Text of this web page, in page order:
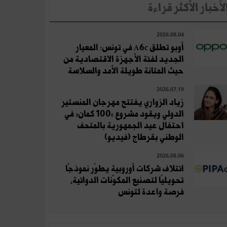
الأكثر قراءة
2026.08.04
أوبو تطلق A6c في تونس: المعيار
الجديد لفئة الأجهزة الاقتصادية من
حيث المتانة طويلة الأمد والسلاسة
2026.07.19
زياد الزواري يفتتح مهرجان المنستير
الدولي ويقود مشروع «100 كمان» في
احتفال عيد الجمهورية بالمتحف
الوطني بقرطاج (فيديو)
2026.08.06
ائتلاف شركات أوروبية يطوّر نموذجًا
تحويليًا لتصنيع المكوّنات الدوائية،
فرصة واعدة لتونس